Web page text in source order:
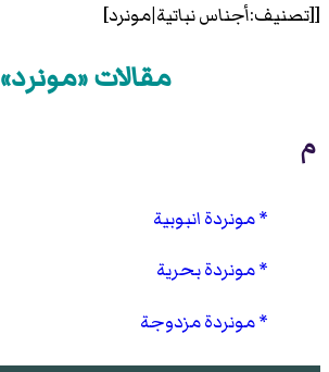
[[تصنيف:أجناس نباتية|مونرد]
مقالات «مونرد»
م
مونردة انبوبية
مونردة بحرية
مونردة مزدوجة